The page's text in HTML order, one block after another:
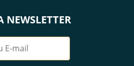
NEWSLETTER